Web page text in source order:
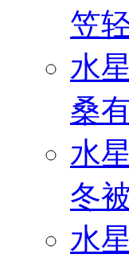
笠
水
桑
水
冬
水